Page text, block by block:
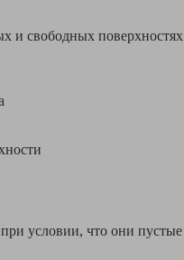
и свободных поверхностях
условии, что они пустые